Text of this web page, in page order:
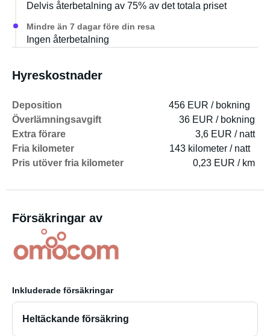
Delvis återbetalning av 75% av det totala priset
Mindre än 7 dagar före din resa
Ingen återbetalning
Hyreskostnader
Deposition
456 EUR / bokning
Överlämningsavgift
36 EUR / bokning
Extra förare
3,6 EUR / natt
Fria kilometer
143 kilometer / natt
Pris utöver fria kilometer
0,23 EUR / km
Försäkringar av
Inkluderade försäkringar
Heltäckande försäkring